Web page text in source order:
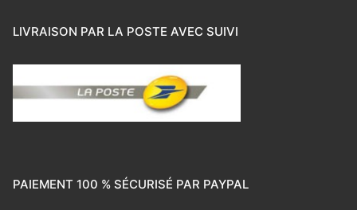
LIVRAISON PAR LA POSTE AVEC SUIVI
PAIEMENT 100 % SÉCURISÉ PAR PAYPAL